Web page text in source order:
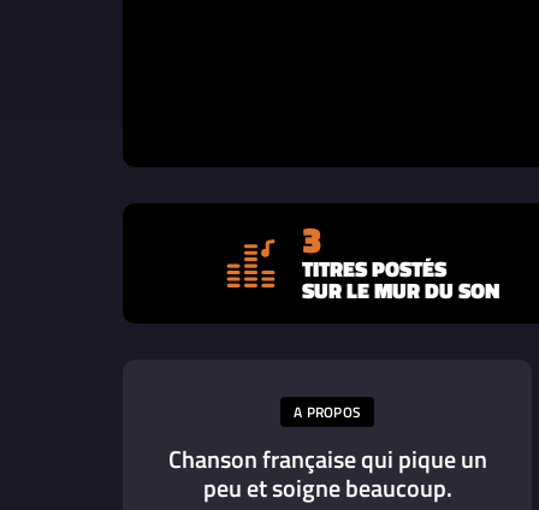
3
TITRES POSTÉS
SUR LE MUR DU SON
A PROPOS
Chanson française qui pique un
peu et soigne beaucoup.